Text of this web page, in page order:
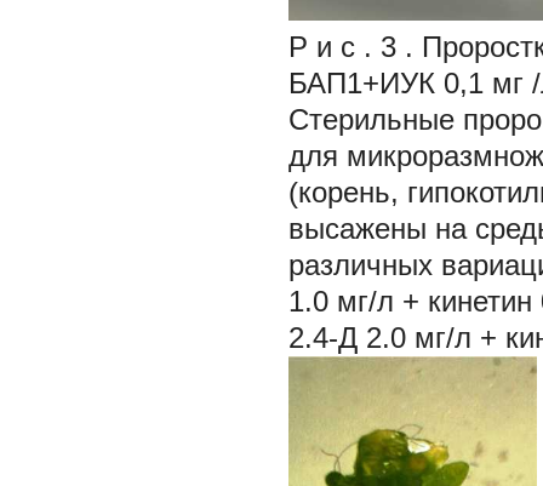
Р и с . 3 .
БАП1+ИУК 0,1 мг /
Стерильные
для
(корень,
высажены на
различных
1.0 мг/л +
2.4-Д 2.0 мг/л +